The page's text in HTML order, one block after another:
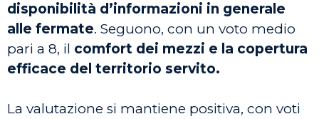
disponibilità d’informazioni in generale
alle fermate. Seguono, con un voto medio
pari a 8, il comfort dei mezzi e la copertura
efficace del territorio servito.
La valutazione si mantiene positiva, con voti